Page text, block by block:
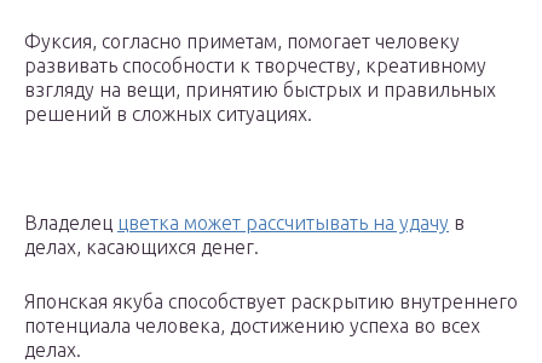
Фуксия, согласно приметам, помогает человеку
развивать способности к творчеству, креативному
взгляду на вещи, принятию быстрых и правильных
решений в сложных ситуациях.
Владелец цветка может рассчитывать на удачу в
делах, касающихся денег.
Японская якуба способствует раскрытию внутреннего
потенциала человека, достижению успеха во всех
делах.